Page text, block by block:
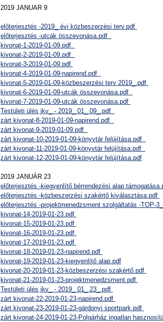
2019 JANUAR 9
előterjesztés -2019_ évi közbeszerzési terv.pdf
előterjesztés -utcák összevonása.pdf
kivonat-1-2019-01-09.pdf
kivonat-2-2019-01-09.pdf
kivonat-3-2019-01-09.pdf
kivonat-4-2019-01-09-napirend.pdf
kivonat-5-2019-01-09-közbeszerzési terv 2019_.pdf
kivonat-6-2019-01-09-utcák összevonása.pdf
kivonat-7-2019-01-09-utcák összevonása.pdf
Testületi ülés jkv_ - 2019_ 01_ 09_.pdf
zárt kivonat-8-2019-01-09-napirend.pdf
zárt kivonat-9-2019-01-09.pdf
zárt kivonat-10-2019-01-09-könyvtár felújítása.pdf
zárt kivonat-11-2019-01-09-könyvtár felújítása.pdf
zárt kivonat-12-2019-01-09-könyvtár felújítása.pdf
2019 JANUÁR 23
előterjesztés -kiegyenlítő bérrendezési alap
előterjesztés -közbeszerzési szakértő kiválasztása.pdf
előterjesztés -projektmenedzsment szolgáltatás -TOP-
kivonat-14-2019-01-23.pdf
kivonat-15-2019-01-23.pdf
kivonat-16-2019-01-23.pdf
kivonat-17-2019-01-23.pdf
kivonat-18-2019-01-23-napirend.pdf
kivonat-19-2019-01-23-kiegyenlítő alap.pdf
kivonat-20-2019-01-23-közbeszerzési szakértő.pdf
kivonat-21-2019-01-23-projektmenedzsment.pdf
Testületi ülés jkv_ - 2019_ 01_ 23_.pdf
zárt kivonat-22-2019-01-23-napirend.pdf
zárt kivonat-23-2019-01-23-gárdonyi sportpark.pdf
zárt kivonat-24-2019-01-23-Polgárház ingatlan